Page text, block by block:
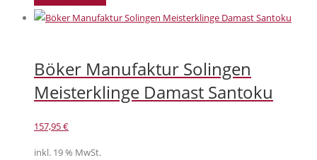
Böker Manufaktur Solingen
Meisterklinge Damast Santoku
157,95€
inkl. 19 % MwSt.